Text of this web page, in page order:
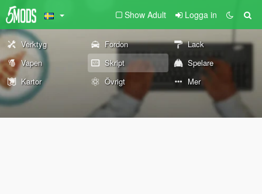
Show Adult Logga in
Verktyg Fordon
Lack
Vapen
Skript
Spelare
Kartor
Övrigt Mer